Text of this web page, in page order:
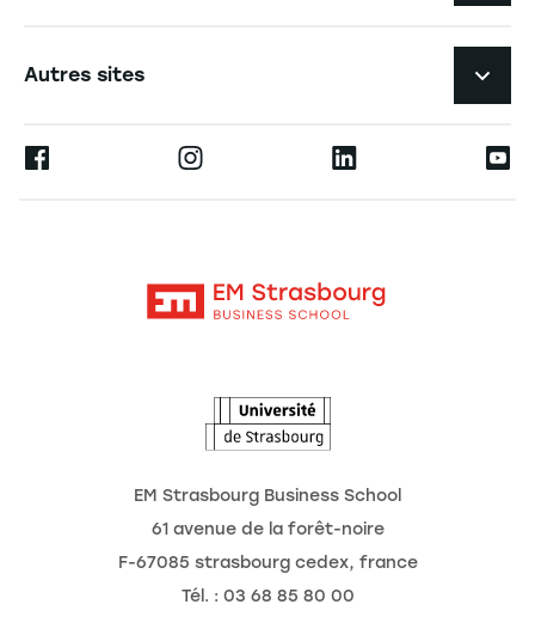
La recherche
Autres sites
Ernest
EM Strasbourg Business School
61 avenue de la forêt-noire
F-67085 strasbourg cedex, france
Tél. : 03 68 85 80 00